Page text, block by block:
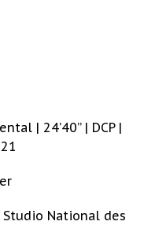
| 24’40” | DCP |
Studio National des